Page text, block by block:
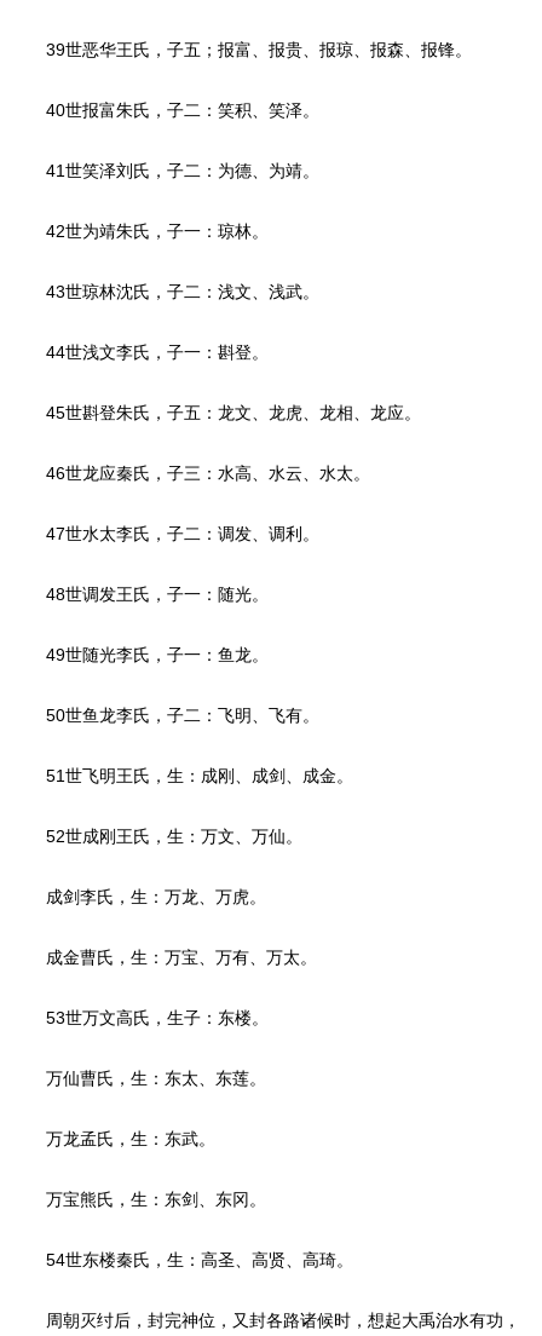
39世恶华王氏，子五；报富、报贵、报琼、报森、报锋。
40世报富朱氏，子二：笑积、笑泽。
41世笑泽刘氏，子二：为德、为靖。
42世为靖朱氏，子一：琼林。
43世琼林沈氏，子二：浅文、浅武。
44世浅文李氏，子一：斟登。
45世斟登朱氏，子五：龙文、龙虎、龙相、龙应。
46世龙应秦氏，子三：水高、水云、水太。
47世水太李氏，子二：调发、调利。
48世调发王氏，子一：随光。
49世随光李氏，子一：鱼龙。
50世鱼龙李氏，子二：飞明、飞有。
51世飞明王氏，生：成刚、成剑、成金。
52世成刚王氏，生：万文、万仙。
成剑李氏，生：万龙、万虎。
成金曹氏，生：万宝、万有、万太。
53世万文高氏，生子：东楼。
万仙曹氏，生：东太、东莲。
万龙孟氏，生：东武。
万宝熊氏，生：东剑、东冈。
54世东楼秦氏，生：高圣、高贤、高琦。
周朝灭纣后，封完神位，又封各路诸候时，想起大禹治水有功，